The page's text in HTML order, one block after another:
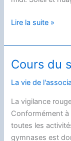
2eme
estivale
du
dimanche.
Lire la suite »
Cours du
La vie de
La vigilance
Conformément à
toutes les
gymnases est